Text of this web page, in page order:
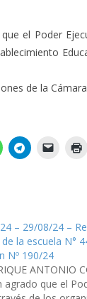
el Poder
de la
– 29/08/24 –
la escuela N°
Nº 190/24
ANTONIO
agrado que el